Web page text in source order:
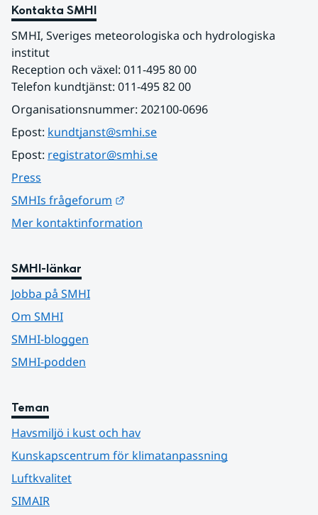
Kontakta SMHI
SMHI, Sveriges meteorologiska och hydrologiska
institut
Reception och växel: 011-495 80 00
Telefon kundtjänst: 011-495 82 00
Organisationsnummer: 202100-0696
Epost: kundtjanst@smhi.se
Epost: registrator@smhi.se
Press
SMHIs frågeforum
Mer kontaktinformation
SMHI-länkar
Jobba på SMHI
Om SMHI
SMHI-bloggen
SMHI-podden
Teman
Havsmiljö i kust och hav
Kunskapscentrum för klimatanpassning
Luftkvalitet
SIMAIR